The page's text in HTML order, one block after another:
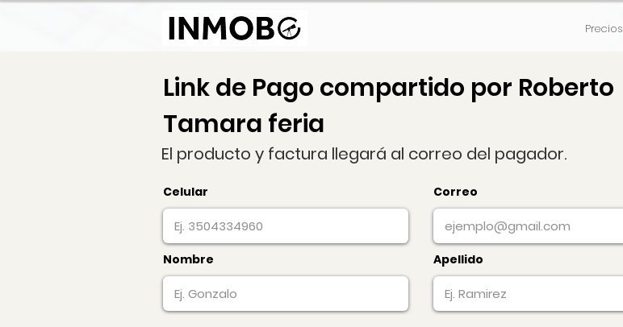
Precios
Link de Pago compartido por Roberto
Tamara feria
El producto y factura llegará al correo del pagador.
Celular
Nombre
Correo
Apellido